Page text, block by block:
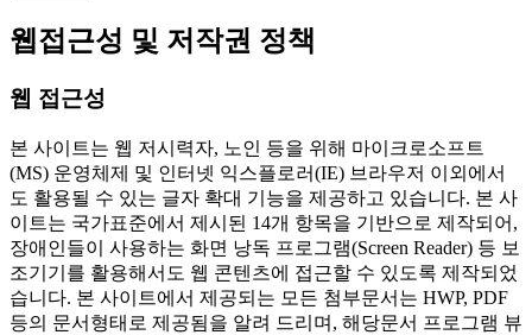
웹접근성 및 저작권 정책
웹 접근성
본 사이트는 웹 저시력자, 노인 등을 위해 마이크로소프트
(MS) 운영체제 및 인터넷 익스플로러(IE) 브라우저 이외에서
도 활용될 수 있는 글자 확대 기능을 제공하고 있습니다. 본 사
이트는 국가표준에서 제시된 14개 항목을 기반으로 제작되어,
장애인들이 사용하는 화면 낭독 프로그램(Screen Reader) 등 보
조기기를 활용해서도 웹 콘텐츠에 접근할 수 있도록 제작되었
습니다. 본 사이트에서 제공되는 모든 첨부문서는 HWP, PDF
등의 문서형태로 제공됨을 알려 드리며, 해당문서 프로그램 뷰